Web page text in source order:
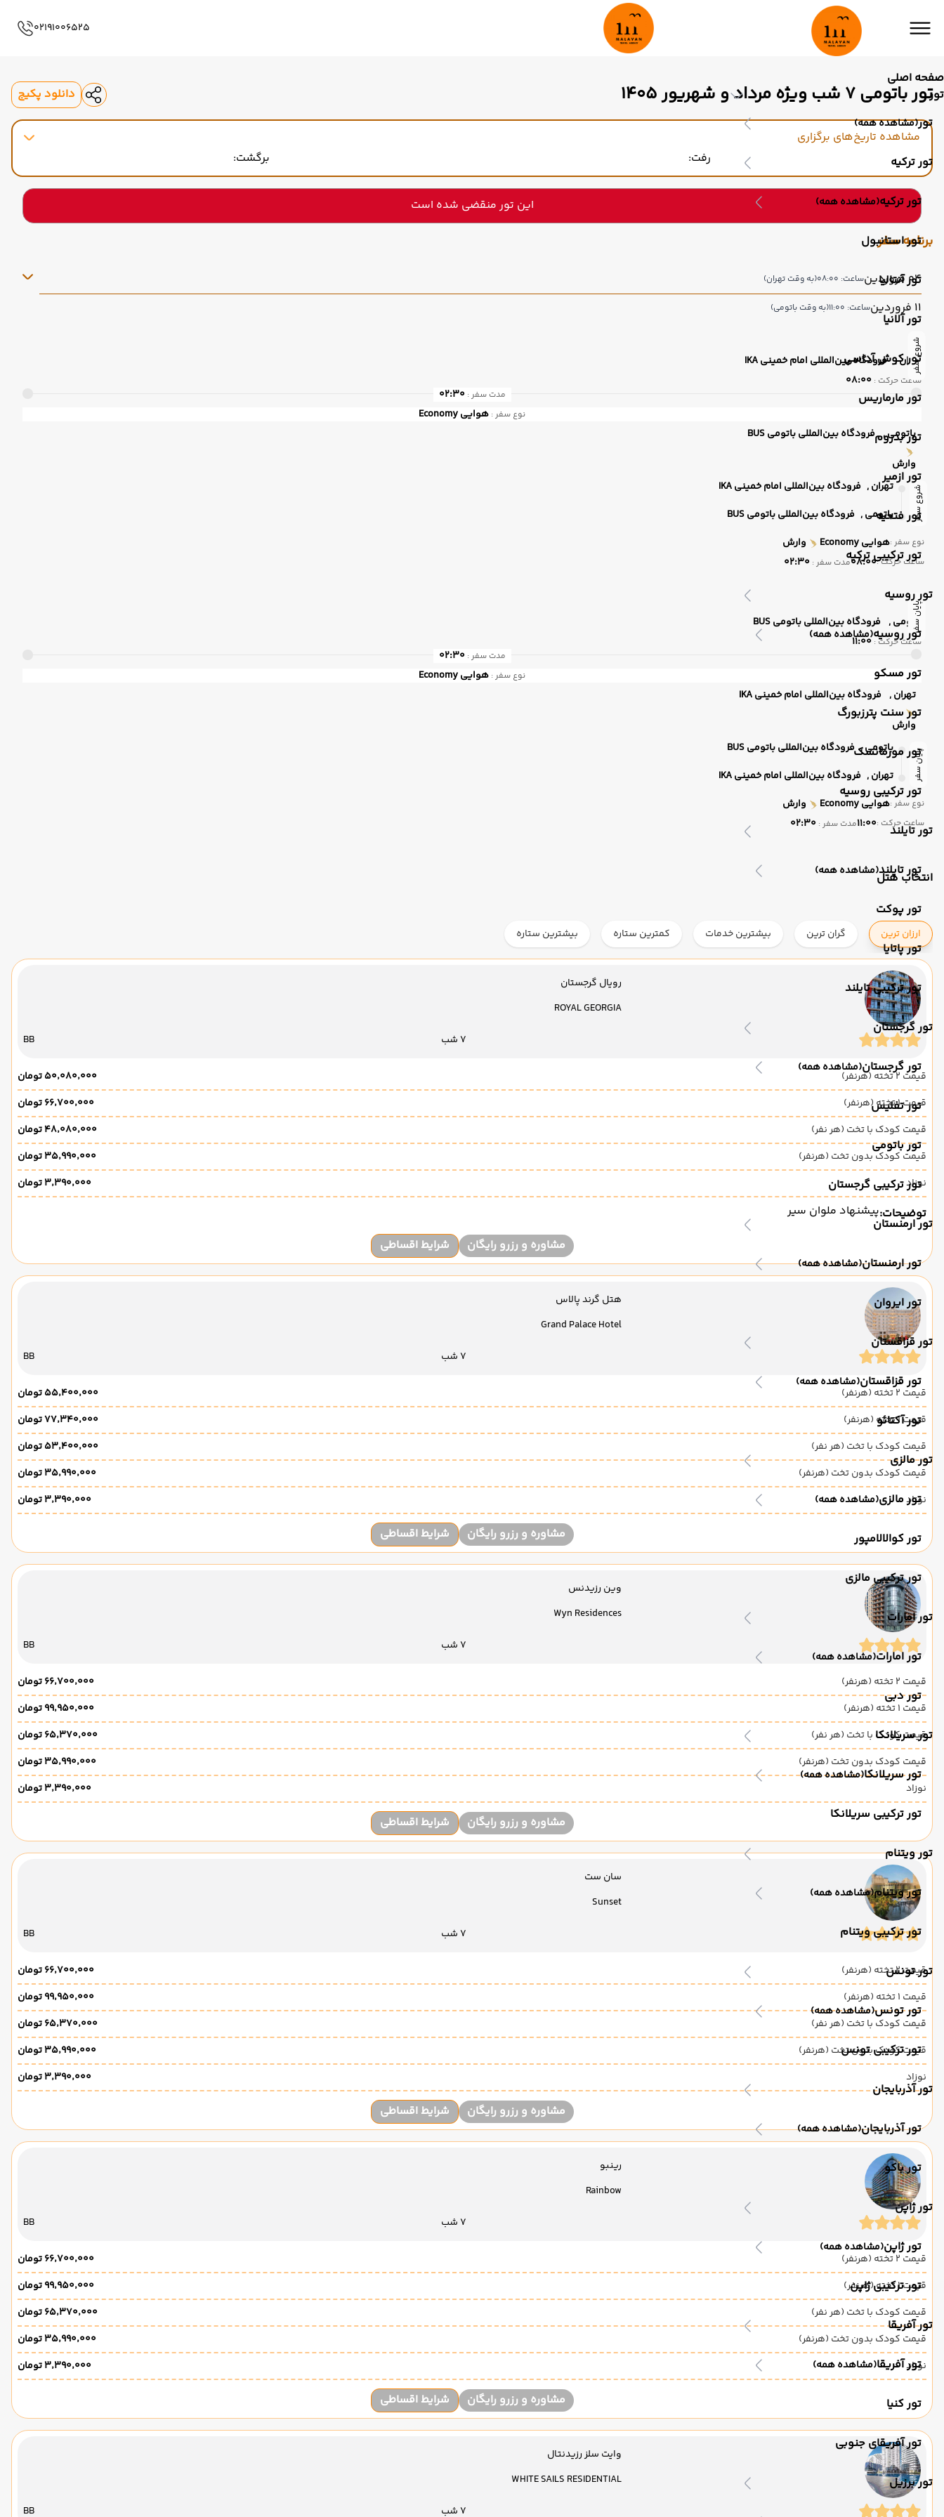
صفحه اصلی
تور
تور(مشاهده همه)
تور ترکیه
تور ترکیه(مشاهده همه)
تور استانبول
تور آنتالیا
تور آلانیا
تور کوش آداسی
تور مارماریس
تور بدروم
تور ازمیر
تور فتحیه
تور ترکیبی ترکیه
تور روسیه
تور روسیه(مشاهده همه)
تور مسکو
تور سنت پترزبورگ
تور مورمانسک
تور ترکیبی روسیه
تور تایلند
تور تایلند(مشاهده همه)
تور پوکت
تور پاتایا
تور ترکیبی تایلند
تور گرجستان
تور گرجستان(مشاهده همه)
تور تفلیس
تور باتومی
تور ترکیبی گرجستان
تور ارمنستان
تور ارمنستان(مشاهده همه)
تور ایروان
تور قزاقستان
تور قزاقستان(مشاهده همه)
تور آکتائو
تور مالزی
تور مالزی(مشاهده همه)
تور کوالالامپور
تور ترکیبی مالزی
تور امارات
تور امارات(مشاهده همه)
تور دبی
تور سریلانکا
تور سریلانکا(مشاهده همه)
تور ترکیبی سریلانکا
تور ویتنام
تور ویتنام(مشاهده همه)
تور ترکیبی ویتنام
تور تونس
تور تونس(مشاهده همه)
تور ترکیبی تونس
تور آذربایجان
تور آذربایجان(مشاهده همه)
تور باکو
تور ژاپن
تور ژاپن(مشاهده همه)
تور ترکیبی ژاپن
تور آفریقا
تور آفریقا(مشاهده همه)
تور کنیا
تور آفریقای جنوبی
تور برزیل
02191006525
تور باتومی 7 شب ویژه مرداد و شهریور 1405 دانلود پکیج
مشاهده تاریخ‌های برگزاری
رفت:
برگشت:
این تور منقضی شده است
برنامه سفر
04 فروردین ساعت: 08:00 (به وقت تهران)
11 فروردین ساعت: 11:00 (به وقت باتومی)
شروع سفر
تهران , فرودگاه بین‌المللی امام خمینی IKA
ساعت حرکت : 08:00
مدت سفر :02:30
نوع سفر : هوایی
باتومی , فرودگاه بین‌المللی باتومی BUS
وارش
شروع سفر تهران , فرودگاه بین‌المللی امام خمینی IKA
باتومی , فرودگاه بین‌المللی باتومی BUS
نوع سفر :هوایی وارش
ساعت حرکت :08:00مدت سفر : 02:30
پایان سفرباتومی , فرودگاه بین‌المللی باتومی BUS
ساعت حرکت : 11:00
مدت سفر :02:30
نوع سفر : هوایی
تهران , فرودگاه بین‌المللی امام خمینی IKA
وارش
پایان سفر باتومی , فرودگاه بین‌المللی باتومی BUS
تهران , فرودگاه بین‌المللی امام خمینی IKA
نوع سفر :هوایی وارش
ساعت حرکت :11:00مدت سفر : 02:30
انتخاب هتل
ارزان ترین گران ترین بیشترین خدمات کمترین ستاره بیشترین ستاره
رویال گرجستان
ROYAL GEORGIA
7 شب BB
قیمت 2 تخته (هرنفر)
۵۰٬۰۸۰٬۰۰۰ تومان
قیمت 1 تخته (هرنفر)
۶۶٬۷۰۰٬۰۰۰ تومان
قیمت کودک با تخت (هر نفر)
۴۸٬۰۸۰٬۰۰۰ تومان
قیمت کودک بدون تخت (هرنفر)
۳۵٬۹۹۰٬۰۰۰ تومان
نوزاد
۳٬۳۹۰٬۰۰۰ تومان
توضیحات:پیشنهاد ملوان سیر
مشاوره و رزرو رایگان
شرایط اقساطی
هتل گرند پالاس
Grand Palace Hotel
7 شب BB
قیمت 2 تخته (هرنفر)
۵۵٬۴۰۰٬۰۰۰ تومان
قیمت 1 تخته (هرنفر)
۷۷٬۳۴۰٬۰۰۰ تومان
قیمت کودک با تخت (هر نفر)
۵۳٬۴۰۰٬۰۰۰ تومان
قیمت کودک بدون تخت (هرنفر)
۳۵٬۹۹۰٬۰۰۰ تومان
نوزاد
۳٬۳۹۰٬۰۰۰ تومان
مشاوره و رزرو رایگان شرایط اقساطی
وین رزیدنس
Wyn Residences
7 شب BB
قیمت 2 تخته (هرنفر)
۶۶٬۷۰۰٬۰۰۰ تومان
قیمت 1 تخته (هرنفر)
۹۹٬۹۵۰٬۰۰۰ تومان
قیمت کودک با تخت (هر نفر)
۶۵٬۳۷۰٬۰۰۰ تومان
قیمت کودک بدون تخت (هرنفر)
۳۵٬۹۹۰٬۰۰۰ تومان
نوزاد
۳٬۳۹۰٬۰۰۰ تومان
مشاوره و رزرو رایگان شرایط اقساطی
سان ست
Sunset
7 شب BB
قیمت 2 تخته (هرنفر)
۶۶٬۷۰۰٬۰۰۰ تومان
قیمت 1 تخته (هرنفر)
۹۹٬۹۵۰٬۰۰۰ تومان
قیمت کودک با تخت (هر نفر)
۶۵٬۳۷۰٬۰۰۰ تومان
قیمت کودک بدون تخت (هرنفر)
۳۵٬۹۹۰٬۰۰۰ تومان
نوزاد
۳٬۳۹۰٬۰۰۰ تومان
مشاوره و رزرو رایگان شرایط اقساطی
رینبو
Rainbow
7 شب BB
قیمت 2 تخته (هرنفر)
۶۶٬۷۰۰٬۰۰۰ تومان
قیمت 1 تخته (هرنفر)
۹۹٬۹۵۰٬۰۰۰ تومان
قیمت کودک با تخت (هر نفر)
۶۵٬۳۷۰٬۰۰۰ تومان
قیمت کودک بدون تخت (هرنفر)
۳۵٬۹۹۰٬۰۰۰ تومان
نوزاد
۳٬۳۹۰٬۰۰۰ تومان
مشاوره و رزرو رایگان شرایط اقساطی
وایت سلز رزیدنتال
WHITE SAILS RESIDENTIAL
7 شب BB